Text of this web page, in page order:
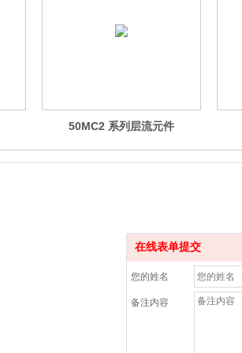
50MC2 系列层流元件
在线表单提交
您的姓名
备注内容